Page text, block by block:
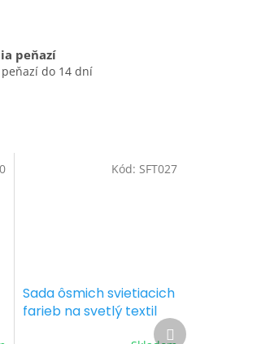
peňazí
do 14 dní
Sada ôsmich svietiacich
farieb na svetlý textil
Kód: SFT027
Ďalší
produkt